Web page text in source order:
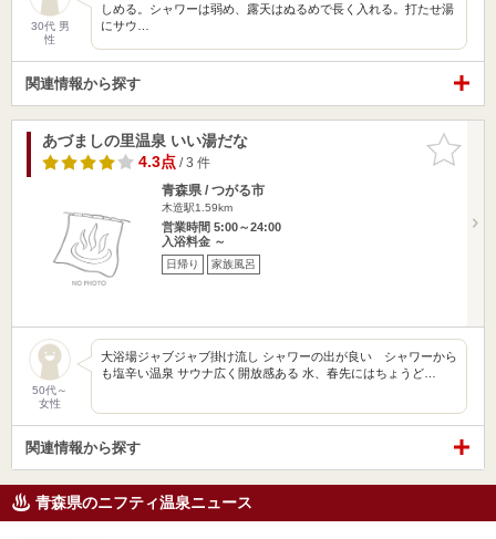
30代 男
性
しめる。シャワーは弱め、露天はぬるめで長く入れる。打たせ湯
にサウ…
関連情報から探す
お気に入
りに追加
あづましの里温泉 いい湯だな
4.3点/ 3 件
青森県 / つがる市
木造駅1.59km
営業時間 5:00～24:00
入浴料金 ～
日帰り 家族風呂
50代～
女性
大浴場ジャブジャブ掛け流し シャワーの出が良い シャワーから
も塩辛い温泉 サウナ広く開放感ある 水、春先にはちょうど…
関連情報から探す
青森県のニフティ温泉ニュース